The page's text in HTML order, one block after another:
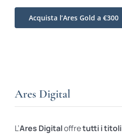
Acquista l’Ares Gold a €300
Ares Digital
L’Ares Digitaloffretutti i titoli